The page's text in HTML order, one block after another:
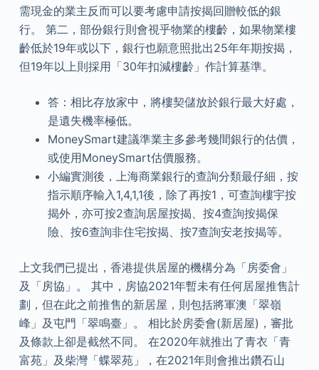
需現金的業主反而可以要考慮申請按揭回贈較低的銀
行。 第二，部份銀行則會視乎物業的樓齡，如果物業樓
齡低於19年或以下，銀行也願意照批出25年年期按揭，
但19年以上則採用「30年扣減樓齡」作計算基準。
答：相比存放家中，將樓契儲放於銀行最大好處，
是遺失機率極低。
MoneySmart建議準業主多參考幾間銀行的估價，
或使用MoneySmart估價服務。
小編實測後，上海商業銀行的查詢分類最仔細，按
指示順序輸入1,4,1,1後，除了再按1，可查詢樓宇按
揭外，亦可按2查詢居屋按揭、按4查詢按揭保
險、按6查詢非住宅按揭、按7查詢安老按揭等。
上文我們已提出，香港提供居屋的機構分為「房委會」
及「房協」。 其中，房協2021年暫未有任何居屋推售計
劃，但在此之前推售的新居屋，則包括將軍澳「翠嶺
峰」及屯門「翠鳴臺」。 相比於房委會(新居屋)，審批
及條款上卻是截然不同。 在2020年就推出了青衣「青
富苑」及柴灣「蝶翠苑」，在2021年則會推出鑽石山